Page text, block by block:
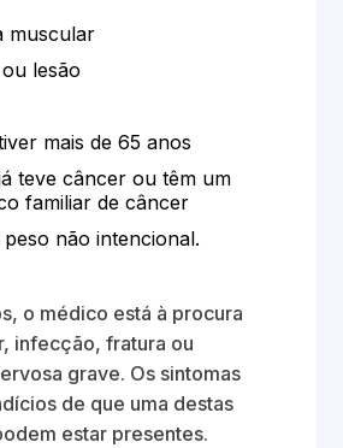
muscular
lesão
mais de 65 anos
teve câncer ou têm um
familiar de câncer
peso não intencional.
o médico está à procura
infecção, fratura ou
grave. Os sintomas
de que uma destas
estar presentes.